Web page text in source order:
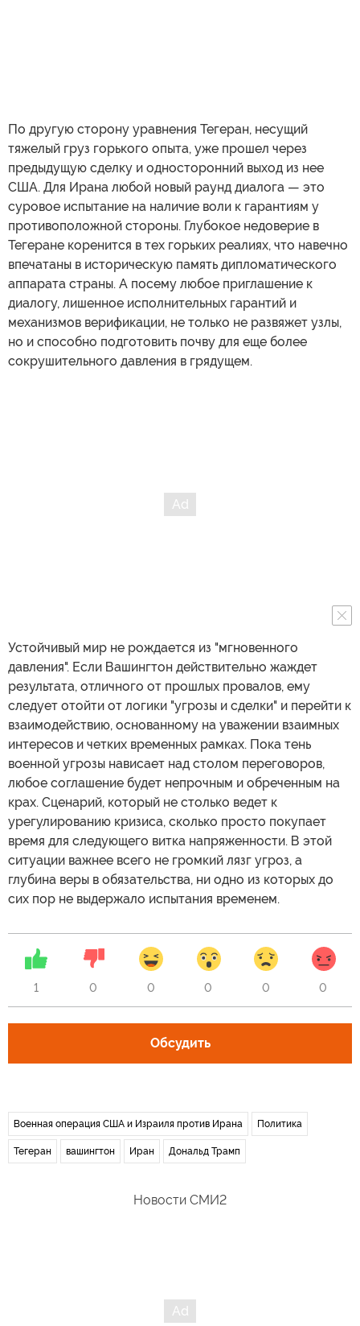
По другую сторону уравнения Тегеран, несущий
тяжелый груз горького опыта, уже прошел через
предыдущую сделку и односторонний выход из нее
США. Для Ирана любой новый раунд диалога — это
суровое испытание на наличие воли к гарантиям у
противоположной стороны. Глубокое недоверие в
Тегеране коренится в тех горьких реалиях, что навечно
впечатаны в историческую память дипломатического
аппарата страны. А посему любое приглашение к
диалогу, лишенное исполнительных гарантий и
механизмов верификации, не только не развяжет узлы,
но и способно подготовить почву для еще более
сокрушительного давления в грядущем.
Устойчивый мир не рождается из "мгновенного
давления". Если Вашингтон действительно жаждет
результата, отличного от прошлых провалов, ему
следует отойти от логики "угрозы и сделки" и перейти к
взаимодействию, основанному на уважении взаимных
интересов и четких временных рамках. Пока тень
военной угрозы нависает над столом переговоров,
любое соглашение будет непрочным и обреченным на
крах. Сценарий, который не столько ведет к
урегулированию кризиса, сколько просто покупает
время для следующего витка напряженности. В этой
ситуации важнее всего не громкий лязг угроз, а
глубина веры в обязательства, ни одно из которых до
сих пор не выдержало испытания временем.
1 0 0 0 0 0
Обсудить
Военная операция США и Израиля против Ирана Политика
Тегеран вашингтон Иран Дональд Трамп
Новости СМИ2